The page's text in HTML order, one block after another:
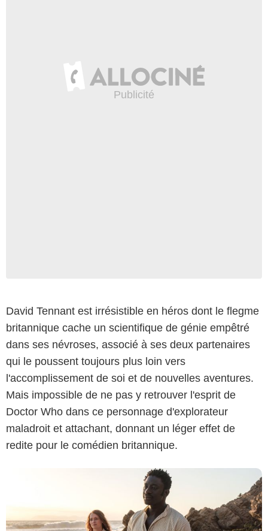
David Tennant est irrésistible en héros dont le flegme
britannique cache un scientifique de génie empêtré
dans ses névroses, associé à ses deux partenaires
qui le poussent toujours plus loin vers
l'accomplissement de soi et de nouvelles aventures.
Mais impossible de ne pas y retrouver l'esprit de
Doctor Who dans ce personnage d'explorateur
maladroit et attachant, donnant un léger effet de
redite pour le comédien britannique.
Communications / ZDF / Be-Films / RTBF / FTV